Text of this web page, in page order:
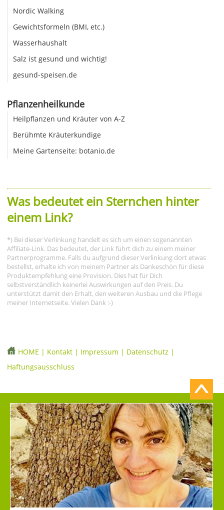
Nordic Walking
Gewichtsformeln (BMI, etc.)
Wasserhaushalt
Salz ist gesund und wichtig!
gesund-speisen.de
Pflanzenheilkunde
Heilpflanzen und Kräuter von A-Z
Berühmte Kräuterkundige
Meine Gartenseite: botanio.de
Was bedeutet ein Sternchen hinter
einem Link?
*) Bei dieser Verlinkung handelt es sich um einen sogenannten
Affiliate-Link. Das bedeutet, der Link führt dich zu einem meiner
Partnerprogramme. Falls du aufgrund dieser Verlinkung dort etwas
bestellst, erhalte ich von meinem Partner als Dankeschön für diese
Produktempfehlung eine Provision. Dies hat für Dich
selbstverständlich keinerlei Auswirkungen auf den Preis. Du
unterstützt damit den Erhalt, den weiteren Ausbau und die Pflege
meiner Internetseite. Vielen Dank :-)
HOME | Kontakt | Impressum | Datenschutz |
Haftungsausschluss